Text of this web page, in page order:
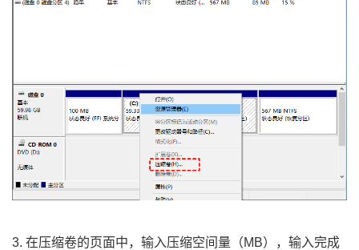
3. 在压缩卷的页面中，输入压缩空间量（MB），输入完成